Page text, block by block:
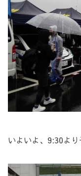
いよいよ、9:30より